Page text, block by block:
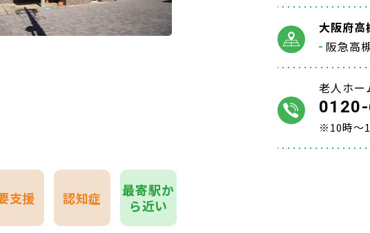
大阪府高
阪急高
老人ホー
※10時～
支援 認知症
最寄駅か
ら近い